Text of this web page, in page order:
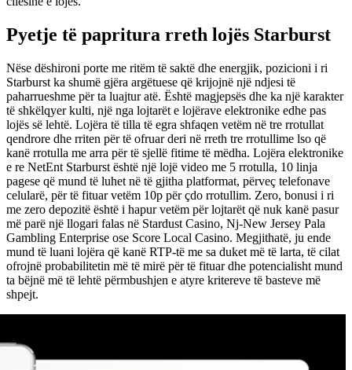
Pyetje të papritura rreth lojës Starburst
Nëse dëshironi porte me ritëm të saktë dhe energjik, pozicioni i ri
Starburst ka shumë gjëra argëtuese që krijojnë një ndjesi të
paharrueshme për ta luajtur atë. Është magjepsës dhe ka një karakter
të shkëlqyer kulti, një nga lojtarët e lojërave elektronike edhe pas
lojës së lehtë. Lojëra të tilla të egra shfaqen vetëm në tre rrotullat
qendrore dhe rriten për të ofruar deri në rreth tre rrotullime lso që
kanë rrotulla me arra për të sjellë fitime të mëdha. Lojëra elektronike
e re NetEnt Starburst është një lojë video me 5 rrotulla, 10 linja
pagese që mund të luhet në të gjitha platformat, përveç telefonave
celularë, për të fituar vetëm 10p për çdo rrotullim. Zero, bonusi i ri
me zero depozitë është i hapur vetëm për lojtarët që nuk kanë pasur
më parë një llogari falas në Stardust Casino, Nj-New Jersey Pala
Gambling Enterprise ose Score Local Casino. Megjithatë, ju ende
mund të luani lojëra që kanë RTP-të me sa duket më të larta, të cilat
ofrojnë probabilitetin më të mirë për të fituar dhe potencialisht mund
ta bëjnë më të lehtë përmbushjen e atyre kritereve të basteve më
shpejt.